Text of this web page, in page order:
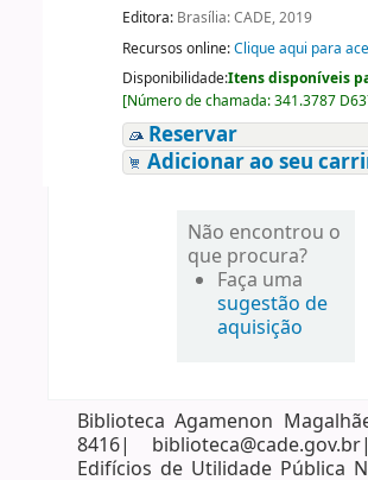
Editora: Brasília: CADE, 2019
Recursos online:Clique aqui para
Disponibilidade:Itens disponíveis
[Número de chamada:341.3787
Reservar
Adicionar ao seu
Não encontrou o
que procura?
Faça uma
sugestão de
aquisição
Biblioteca Agamenon
8416|
Edifícios de Utilidade Pública